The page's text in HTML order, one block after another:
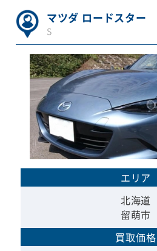
マツダ ロードスター
S
エリア
北海道
留萌市
買取価格